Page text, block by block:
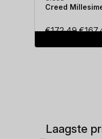
Creed
€172.49 €
Laagste